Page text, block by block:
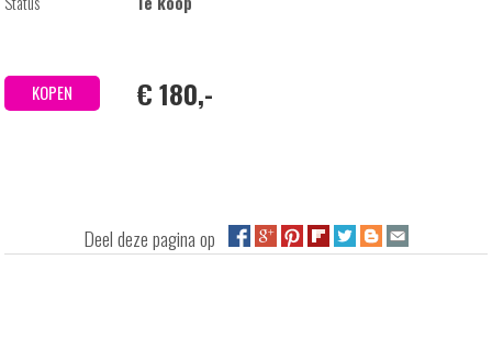
KOPEN € 180,-
Deel deze pagina op